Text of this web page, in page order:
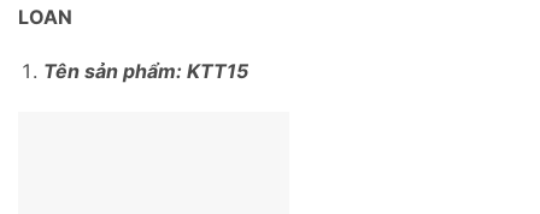
LOAN
Tên sản phẩm: KTT15